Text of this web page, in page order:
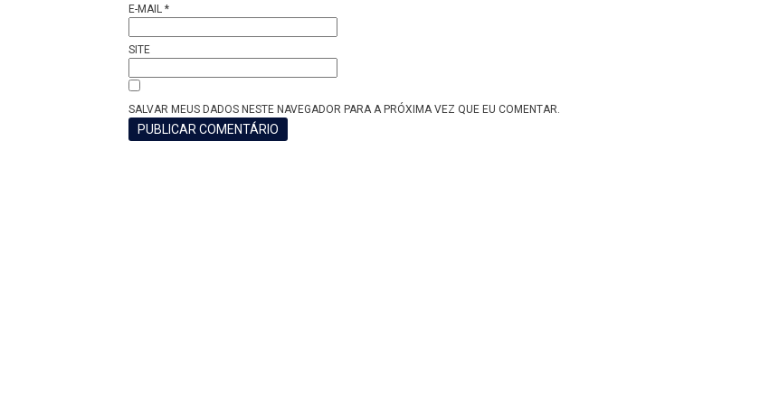
E-MAIL *
SITE
SALVAR MEUS DADOS NESTE NAVEGADOR PARA A PRÓXIMA VEZ QUE EU COMENTAR.